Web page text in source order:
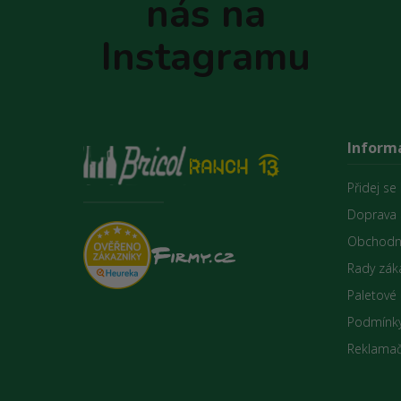
nás na
Instagramu
Přidej se
Doprava
Rady